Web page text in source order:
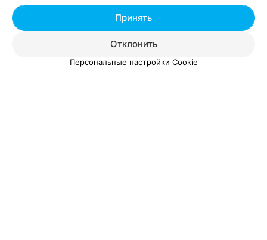
Добавить специалиста
Отклонить
Принять
Персональные настройки Cookie